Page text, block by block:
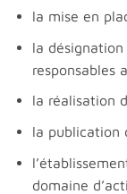
la mise en
la désignation
responsables
la réalisation
la publication
domaine